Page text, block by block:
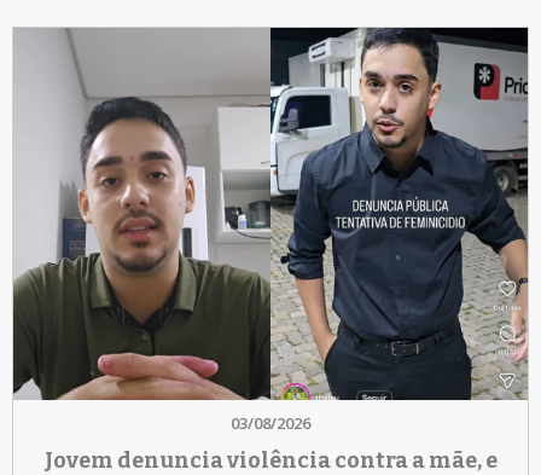
03/08/2026
Jovem denuncia violência contra a mãe, e